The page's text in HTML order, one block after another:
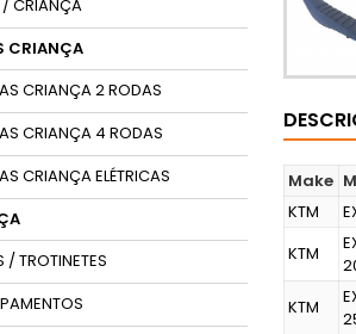
/ CRIANÇA
CRIANÇA
CRIANÇA 2 RODAS
CRIANÇA 4 RODAS
CRIANÇA ELÉTRICAS
/ TROTINETES
Make
KTM
KTM
KTM